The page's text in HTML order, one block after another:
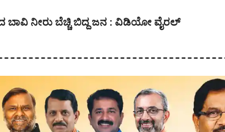
ಬಾವಿ ನೀರು ಬೆಚ್ಚಿ ಬಿದ್ದ ಜನ : ವಿಡಿಯೋ ವೈರಲ್